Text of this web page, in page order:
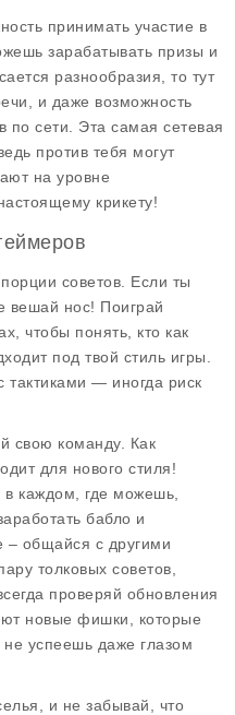
принимать участие в
зарабатывать призы и
разнообразия, то тут
и даже возможность
по сети. Эта самая сетевая
против тебя могут
на уровне
крикету!
советов. Если ты
вешай нос! Поиграй
чтобы понять, кто как
под твой стиль игры.
тактиками — иногда риск
свою команду. Как
для нового стиля!
в каждом, где можешь,
бабло и
– общайся с другими
толковых советов,
проверяй обновления
новые фишки, которые
не успеешь даже глазом
и не забывай, что